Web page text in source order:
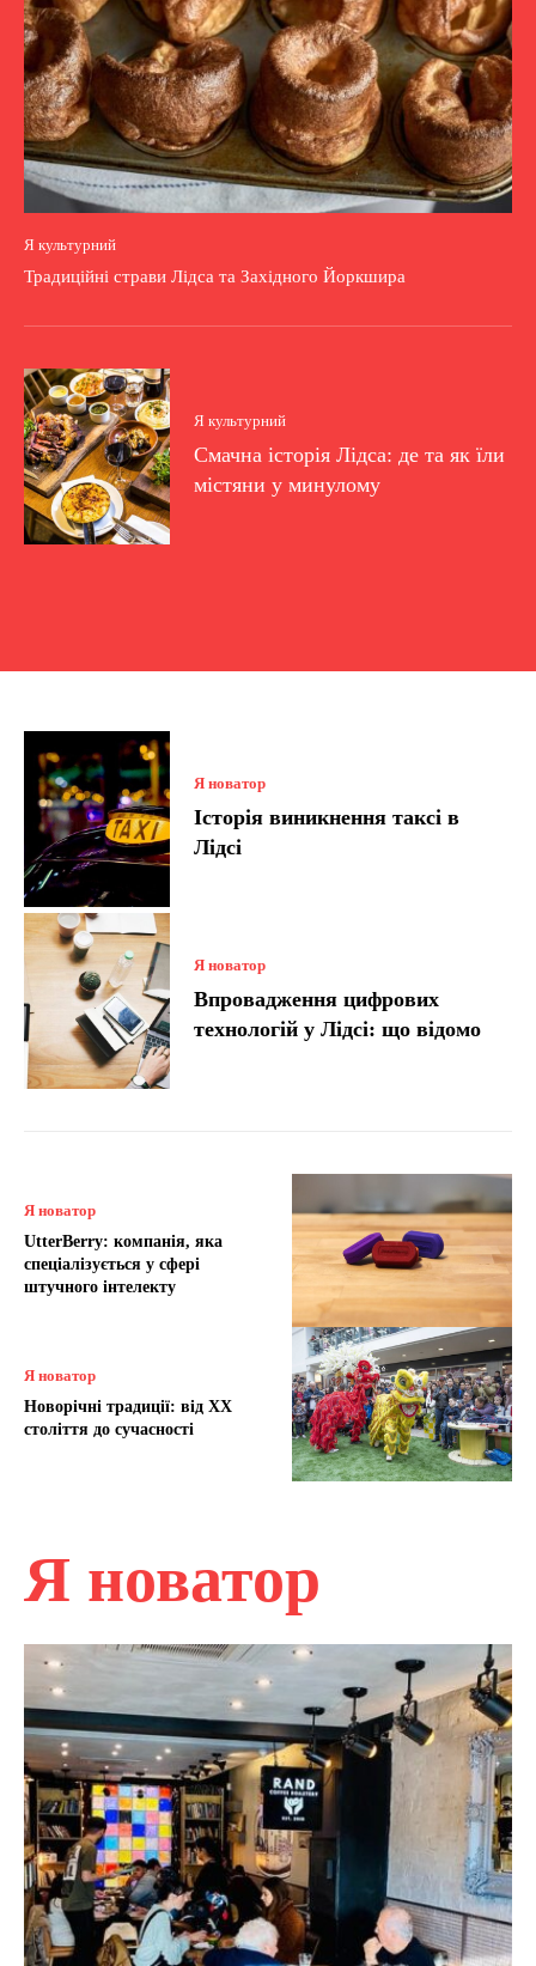
Я культурний
Традиційні страви Лідса та Західного Йоркшира
Я культурний
Смачна історія Лідса: де та як їли
містяни у минулому
Я новатор
Історія виникнення таксі в
Лідсі
Я новатор
Впровадження цифрових
технологій у Лідсі: що відомо
Я новатор
UtterBerry: компанія, яка
спеціалізується у сфері
штучного інтелекту
Я новатор
Новорічні традиції: від XX
століття до сучасності
Я новатор